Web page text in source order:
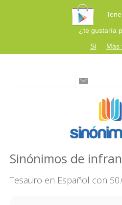
¿te gustaría
Sí
Más
Sinónimos de
Tesauro en Español con